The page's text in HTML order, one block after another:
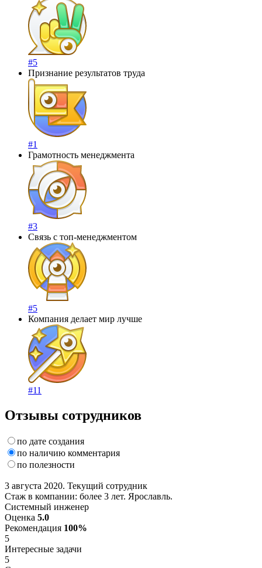
#5
Признание результатов труда
#1
Грамотность менеджмента
#3
Связь с топ-менеджментом
#5
Компания делает мир лучше
#11
Отзывы сотрудников
по дате создания
по наличию комментария
по полезности
3 августа 2020. Текущий сотрудник
Стаж в компании: более 3 лет. Ярославль.
Системный инженер
Оценка 5.0
Рекомендация 100%
5
Интересные задачи
5